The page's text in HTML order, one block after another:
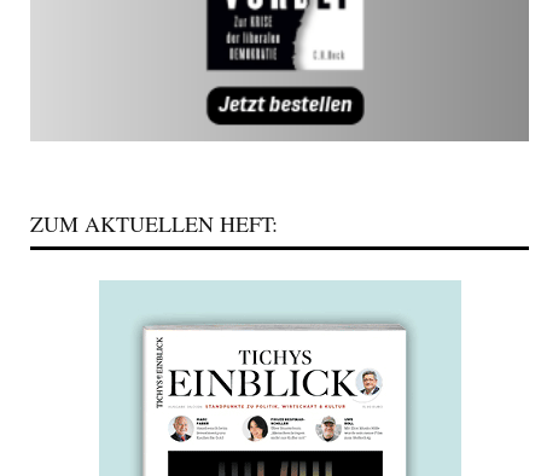
ZUM AKTUELLEN HEFT: